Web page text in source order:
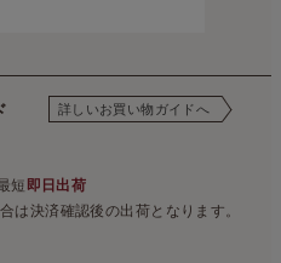
詳しいお買い物ガイドへ
短 即日出荷
は決済確認後の出荷となります。